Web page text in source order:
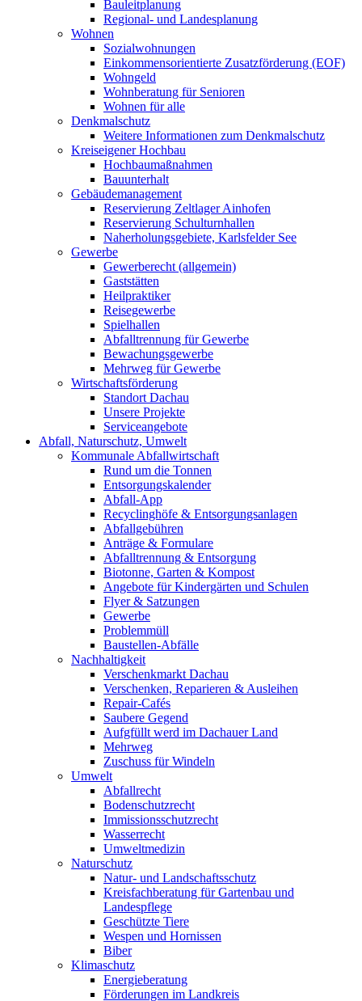
Bauleitplanung
Regional- und Landesplanung
Wohnen
Sozialwohnungen
Einkommensorientierte Zusatzförderung (EOF)
Wohngeld
Wohnberatung für Senioren
Wohnen für alle
Denkmalschutz
Weitere Informationen zum Denkmalschutz
Kreiseigener Hochbau
Hochbaumaßnahmen
Bauunterhalt
Gebäudemanagement
Reservierung Zeltlager Ainhofen
Reservierung Schulturnhallen
Naherholungsgebiete, Karlsfelder See
Gewerbe
Gewerberecht (allgemein)
Gaststätten
Heilpraktiker
Reisegewerbe
Spielhallen
Abfalltrennung für Gewerbe
Bewachungsgewerbe
Mehrweg für Gewerbe
Wirtschaftsförderung
Standort Dachau
Unsere Projekte
Serviceangebote
Abfall, Naturschutz, Umwelt
Kommunale Abfallwirtschaft
Rund um die Tonnen
Entsorgungskalender
Abfall-App
Recyclinghöfe & Entsorgungsanlagen
Abfallgebühren
Anträge & Formulare
Abfalltrennung & Entsorgung
Biotonne, Garten & Kompost
Angebote für Kindergärten und Schulen
Flyer & Satzungen
Gewerbe
Problemmüll
Baustellen-Abfälle
Nachhaltigkeit
Verschenkmarkt Dachau
Verschenken, Reparieren & Ausleihen
Repair-Cafés
Saubere Gegend
Aufgfüllt werd im Dachauer Land
Mehrweg
Zuschuss für Windeln
Umwelt
Abfallrecht
Bodenschutzrecht
Immissionsschutzrecht
Wasserrecht
Umweltmedizin
Naturschutz
Natur- und Landschaftsschutz
Kreisfachberatung für Gartenbau und
Landespflege
Geschützte Tiere
Wespen und Hornissen
Biber
Klimaschutz
Energieberatung
Förderungen im Landkreis